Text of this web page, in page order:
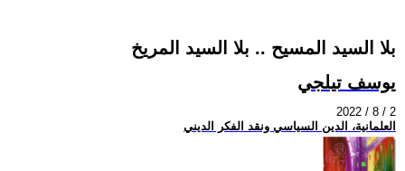
بلا السيد المسيح .. بلا السيد المريخ
يوسف تيلجي
2022 / 8 / 2
العلمانية، الدين السياسي ونقد الفكر الديني